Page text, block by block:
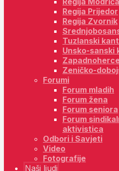
Regija Prijedor
Regija Zvornik
Tuzlanski
Unsko-sanski
Zeničko-
Forumi
Forum mladih
Forum žena
Forum seniora
Forum
aktivistica
Odbori i Savjeti
Video
Fotografije
Naši ljudi